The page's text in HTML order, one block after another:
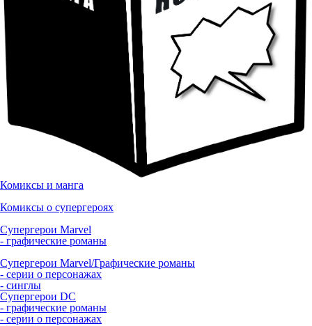
Комиксы и манга
Комиксы о супергероях
Супергерои Marvel
- графические романы
Супергерои Marvel/Графические романы
- серии о персонажах
- синглы
Супергерои DC
- графические романы
- серии о персонажах